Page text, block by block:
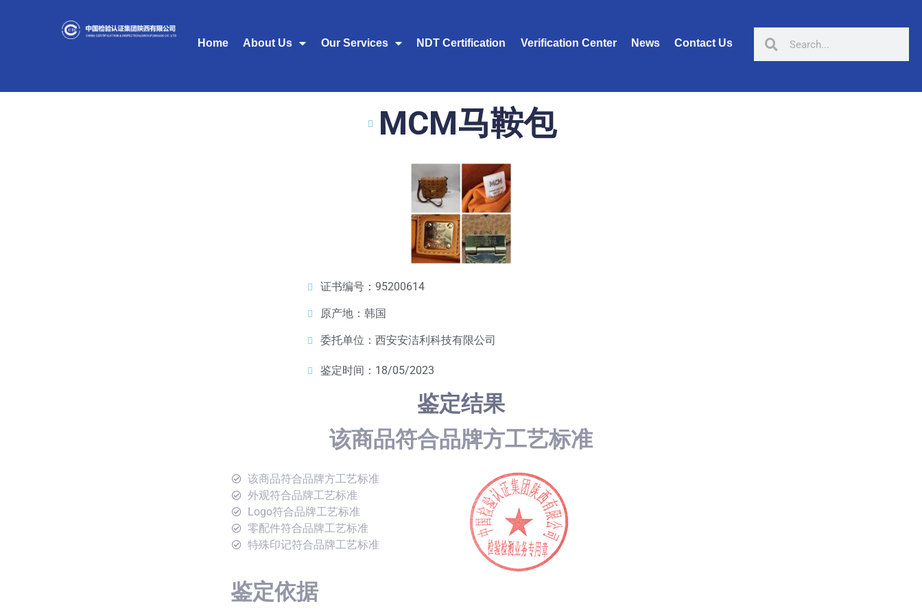
Home About Us Our Services NDT Certification Verification Center News Contact Us
MCM马鞍包
证书编号：95200614
原产地：韩国
委托单位：西安安洁利科技有限公司
鉴定时间：18/05/2023
鉴定结果
该商品符合品牌方工艺标准
该商品符合品牌方工艺标准
外观符合品牌工艺标准
Logo符合品牌工艺标准
零配件符合品牌工艺标准
特殊印记符合品牌工艺标准
鉴定依据